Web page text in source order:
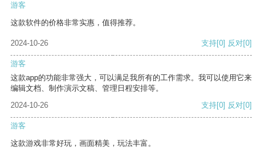
游客
这款软件的价格非常实惠，值得推荐。
2024-10-26 支持[0] 反对[0]
游客
这款app的功能非常强大，可以满足我所有的工作需求。我可以使用它来
编辑文档、制作演示文稿、管理日程安排等。
2024-10-26
支持[0] 反对[0]
游客
这款游戏非常好玩，画面精美，玩法丰富。